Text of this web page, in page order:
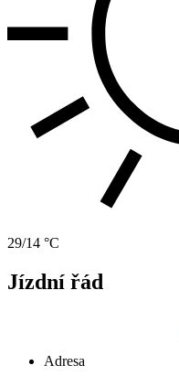
29/14 °C
Jízdní řád
Adresa